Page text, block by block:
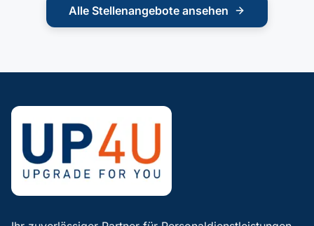
Alle Stellenangebote ansehen